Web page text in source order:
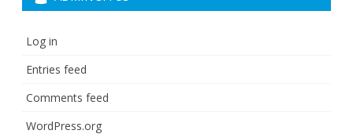
Log in
Entries feed
Comments feed
WordPress.org